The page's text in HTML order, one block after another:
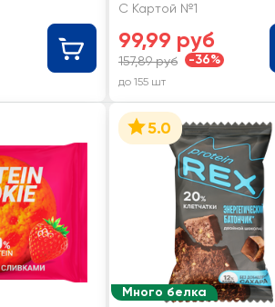
С Картой №1
99,99 руб
157,89 руб -36%
до 155 шт
Много белка
5.0